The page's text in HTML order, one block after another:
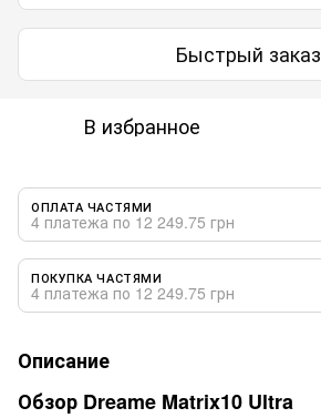
Быстрый заказ
В избранное
ОПЛАТА ЧАСТЯМИ
4 платежа по 12 249.75 грн
ПОКУПКА ЧАСТЯМИ
4 платежа по 12 249.75 грн
Описание
Обзор Dreame Matrix10 Ultra